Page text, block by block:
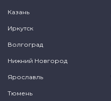
Казань
Иркутск
Волгоград
Нижний Новгород
Ярославль
Тюмень